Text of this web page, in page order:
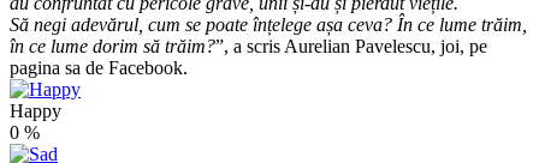
Să negi adevărul, cum se poate înțelege așa ceva? În ce lume trăim,
în ce lume dorim să trăim?”, a scris Aurelian Pavelescu, joi, pe
pagina sa de Facebook.
Happy
0 %